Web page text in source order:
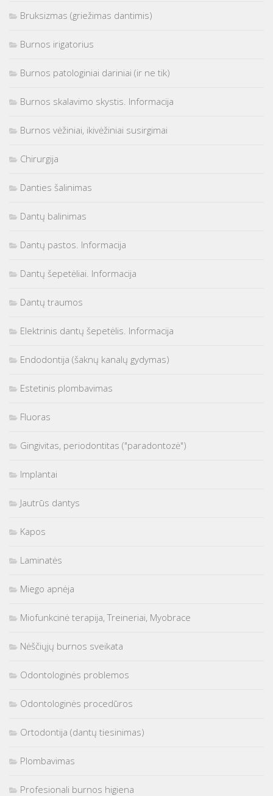
Bruksizmas (griežimas dantimis)
Burnos irigatorius
Burnos patologiniai dariniai (ir ne tik)
Burnos skalavimo skystis. Informacija
Burnos vėžiniai, ikivėžiniai susirgimai
Chirurgija
Danties šalinimas
Dantų balinimas
Dantų pastos. Informacija
Dantų šepetėliai. Informacija
Dantų traumos
Elektrinis dantų šepetėlis. Informacija
Endodontija (šaknų kanalų gydymas)
Estetinis plombavimas
Fluoras
Gingivitas, periodontitas ("paradontozė")
Implantai
Jautrūs dantys
Kapos
Laminatės
Miego apnėja
Miofunkcinė terapija, Treineriai, Myobrace
Nėščiųjų burnos sveikata
Odontologinės problemos
Odontologinės procedūros
Ortodontija (dantų tiesinimas)
Plombavimas
Profesionali burnos higiena